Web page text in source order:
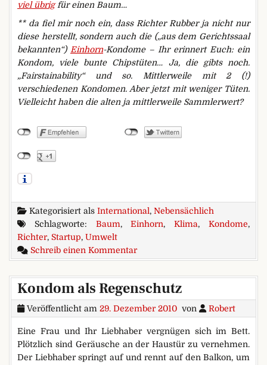
viel übrigfür einen Baum…
** da fiel mir noch ein, dass Richter Rubber ja nicht nur
diese herstellt, sondern auch die („aus dem Gerichtssaal
bekannten“) Einhorn-Kondome – Ihr erinnert Euch: ein
Kondom, viele bunte Chipstüten… Ja, die gibts noch.
„Fairstainability“ und so. Mittlerweile mit 2 (!)
verschiedenen Kondomen. Aber jetzt mit weniger Tüten.
Vielleicht haben die alten ja mittlerweile Sammlerwert?
Kategorisiert als International, Nebensächlich
Schlagworte: Baum,Einhorn,Klima,Kondome,
Richter, Startup, Umwelt
Schreib einen Kommentarzu Endlich: Kondome gegen
Kondom als Regenschutz
Veröffentlicht am 29. Dezember 2010 von Robert
Eine Frau und Ihr Liebhaber vergnügen sich im Bett.
Plötzlich sind Geräusche an der Haustür zu vernehmen.
Der Liebhaber springt auf und rennt auf den Balkon, um